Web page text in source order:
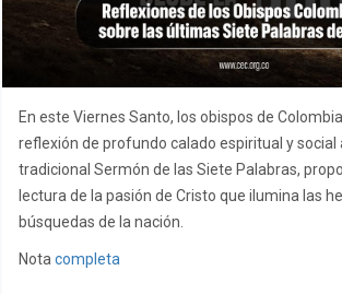
En este Viernes Santo, los obispos de
reflexión de profundo calado espiritual y social
tradicional Sermón de las Siete Palabras,
lectura de la pasión de Cristo que ilumina las
búsquedas de la nación.
Nota completa